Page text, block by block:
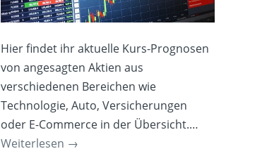
Hier findet ihr aktuelle Kurs-Prognosen
von angesagten Aktien aus
verschiedenen Bereichen wie
Technologie, Auto, Versicherungen
oder E-Commerce in der Übersicht.…
Weiterlesen →